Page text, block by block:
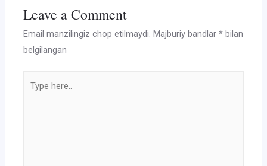
Leave a Comment
Email manzilingiz chop etilmaydi. Majburiy bandlar* bilan
belgilangan
here..